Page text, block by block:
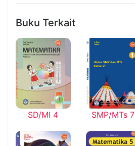
Buku Terkait
SD/MI 4 SMP/MTs 7